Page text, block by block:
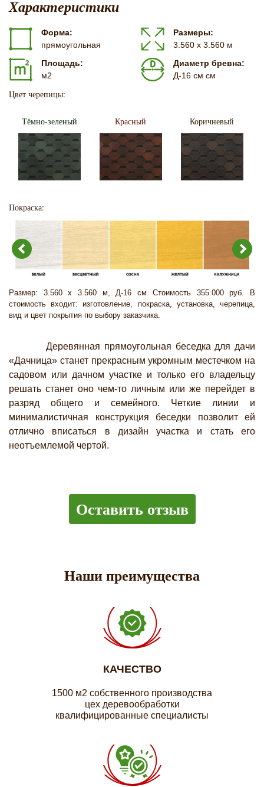
Характеристики
Форма:
прямоугольная
Размеры:
3.560 х 3.560 м
Площадь:
м2
Диаметр бревна:
Д-16 см см
Цвет черепицы:
Тёмно-зеленый Красный Коричневый
Покраска:
Размер: 3.560 х 3.560 м, Д-16 см Стоимость 355.000 руб. В
стоимость входит: изготовление, покраска, установка, черепица,
вид и цвет покрытия по выбору заказчика.
Деревянная прямоугольная беседка для дачи
«Дачница» станет прекрасным укромным местечком на
садовом или дачном участке и только его владельцу
решать станет оно чем-то личным или же перейдет в
разряд общего и семейного. Четкие линии и
минималистичная конструкция беседки позволит ей
отлично вписаться в дизайн участка и стать его
неотъемлемой чертой.
Оставить отзыв
Наши преимущества
КАЧЕСТВО
1500 м2 собственного производства
цех деревообработки
квалифицированные специалисты